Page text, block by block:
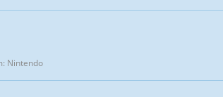
Nintendo